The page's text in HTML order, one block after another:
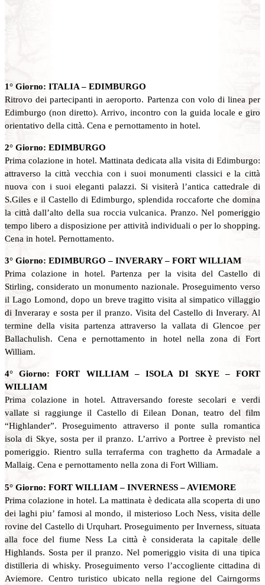
1° Giorno: ITALIA – EDIMBURGO
Ritrovo dei partecipanti in aeroporto. Partenza con volo di linea per
Edimburgo (non diretto). Arrivo, incontro con la guida locale e giro
orientativo della città. Cena e pernottamento in hotel.
2° Giorno: EDIMBURGO
Prima colazione in hotel. Mattinata dedicata alla visita di Edimburgo:
attraverso la città vecchia con i suoi monumenti classici e la città
nuova con i suoi eleganti palazzi. Si visiterà l’antica cattedrale di
S.Giles e il Castello di Edimburgo, splendida roccaforte che domina
la città dall’alto della sua roccia vulcanica. Pranzo. Nel pomeriggio
tempo libero a disposizione per attività individuali o per lo shopping.
Cena in hotel. Pernottamento.
3° Giorno: EDIMBURGO – INVERARY – FORT WILLIAM
Prima colazione in hotel. Partenza per la visita del Castello di
Stirling, considerato un monumento nazionale. Proseguimento verso
il Lago Lomond, dopo un breve tragitto visita al simpatico villaggio
di Inveraray e sosta per il pranzo. Visita del Castello di Inverary. Al
termine della visita partenza attraverso la vallata di Glencoe per
Ballachulish. Cena e pernottamento in hotel nella zona di Fort
William.
4° Giorno: FORT WILLIAM – ISOLA DI SKYE – FORT
WILLIAM
Prima colazione in hotel. Attraversando foreste secolari e verdi
vallate si raggiunge il Castello di Eilean Donan, teatro del film
“Highlander”. Proseguimento attraverso il ponte sulla romantica
isola di Skye, sosta per il pranzo. L’arrivo a Portree è previsto nel
pomeriggio. Rientro sulla terraferma con traghetto da Armadale a
Mallaig. Cena e pernottamento nella zona di Fort William.
5° Giorno: FORT WILLIAM – INVERNESS – AVIEMORE
Prima colazione in hotel. La mattinata è dedicata alla scoperta di uno
dei laghi piu’ famosi al mondo, il misterioso Loch Ness, visita delle
rovine del Castello di Urquhart. Proseguimento per Inverness, situata
alla foce del fiume Ness La città è considerata la capitale delle
Highlands. Sosta per il pranzo. Nel pomeriggio visita di una tipica
distilleria di whisky. Proseguimento verso l’accogliente cittadina di
Aviemore. Centro turistico ubicato nella regione del Cairngorms